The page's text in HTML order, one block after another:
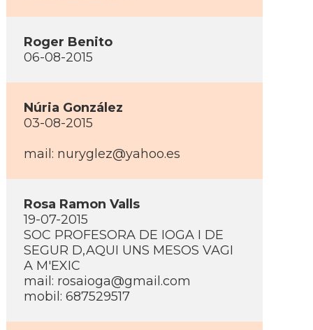
Roger Benito
06-08-2015
Núria González
03-08-2015
mail: nuryglez@yahoo.es
Rosa Ramon Valls
19-07-2015
SOC PROFESORA DE IOGA I DE
SEGUR D,AQUI UNS MESOS VAGI
A M'EXIC
mail: rosaioga@gmail.com
mobil: 687529517